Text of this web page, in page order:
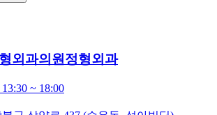
외과의원정형외과
~ 18:00